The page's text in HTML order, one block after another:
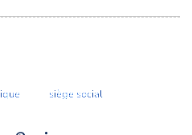
siège social